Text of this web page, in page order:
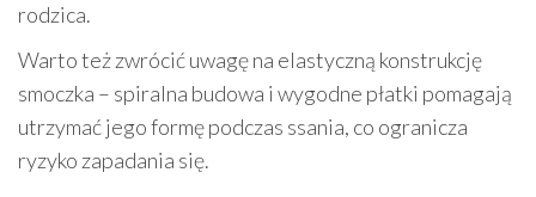
rodzica.
Warto też zwrócić uwagę na elastyczną konstrukcję
smoczka – spiralna budowa i wygodne płatki pomagają
utrzymać jego formę podczas ssania, co ogranicza
ryzyko zapadania się.